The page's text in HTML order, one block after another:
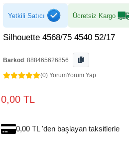
Yetkili Satıcı Ücretsiz Kargo
Silhouette 4568/75 4540 52/17
Barkod : 888465626856
(0) YorumYorum Yap
0,00 TL
0,00 TL 'den başlayan taksitlerle